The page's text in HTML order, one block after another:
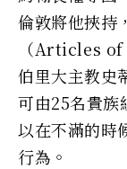
倫敦將他挾持
（Articles
伯里大主教史
可由25名貴族
以在不滿的時
行為。